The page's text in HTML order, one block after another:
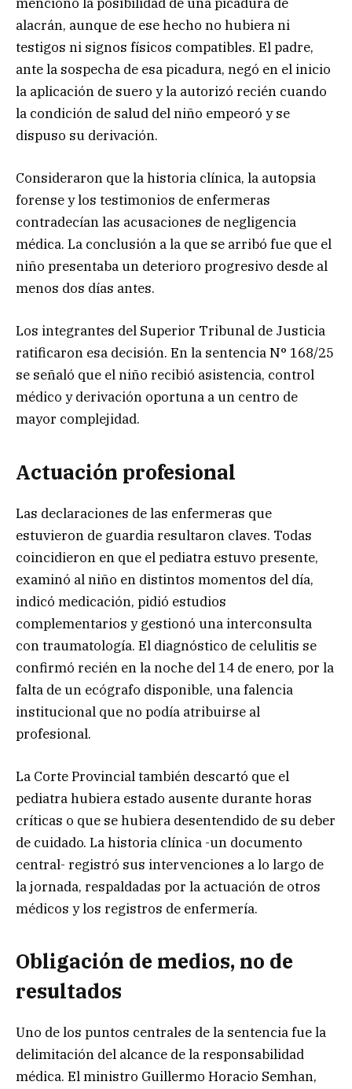
alacrán, aunque de ese hecho no hubiera ni
testigos ni signos físicos compatibles. El padre,
ante la sospecha de esa picadura, negó en el inicio
la aplicación de suero y la autorizó recién cuando
la condición de salud del niño empeoró y se
dispuso su derivación.
Consideraron que la historia clínica, la autopsia
forense y los testimonios de enfermeras
contradecían las acusaciones de negligencia
médica. La conclusión a la que se arribó fue que el
niño presentaba un deterioro progresivo desde al
menos dos días antes.
Los integrantes del Superior Tribunal de Justicia
ratificaron esa decisión. En la sentencia N° 168/25
se señaló que el niño recibió asistencia, control
médico y derivación oportuna a un centro de
mayor complejidad.
Actuación profesional
Las declaraciones de las enfermeras que
estuvieron de guardia resultaron claves. Todas
coincidieron en que el pediatra estuvo presente,
examinó al niño en distintos momentos del día,
indicó medicación, pidió estudios
complementarios y gestionó una interconsulta
con traumatología. El diagnóstico de celulitis se
confirmó recién en la noche del 14 de enero, por la
falta de un ecógrafo disponible, una falencia
institucional que no podía atribuirse al
profesional.
La Corte Provincial también descartó que el
pediatra hubiera estado ausente durante horas
críticas o que se hubiera desentendido de su deber
de cuidado. La historia clínica -un documento
central- registró sus intervenciones a lo largo de
la jornada, respaldadas por la actuación de otros
médicos y los registros de enfermería.
Obligación de medios, no de
resultados
Uno de los puntos centrales de la sentencia fue la
delimitación del alcance de la responsabilidad
médica. El ministro Guillermo Horacio Semhan,